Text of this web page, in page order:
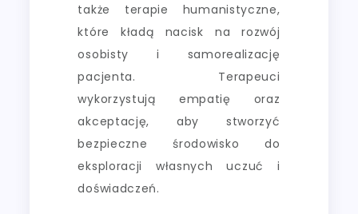
także terapie humanistyczne,
które kładą nacisk na rozwój
osobisty i samorealizację
pacjenta. Terapeuci
wykorzystują empatię oraz
akceptację, aby stworzyć
bezpieczne środowisko do
eksploracji własnych uczuć i
doświadczeń.